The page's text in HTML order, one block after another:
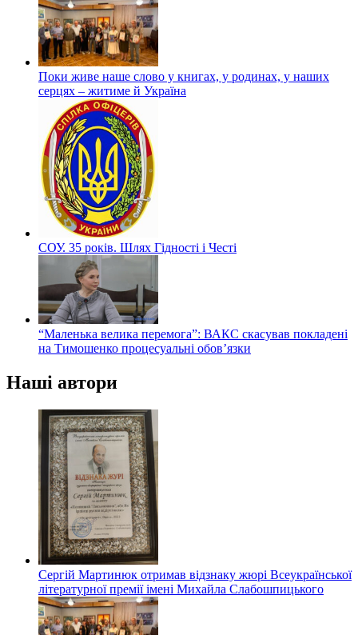
Поки живе наше слово у книгах, у родинах, у наших
серцях – житиме й Україна
СОУ. 35 років. Шлях Гідності і Честі
“Маленька велика перемога”: ВАКС скасував покладені
на Тимошенко процесуальні обов’язки
Наші автори
Сергій Мартинюк отримав відзнаку жюрі Всеукраїнської
літературної премії імені Михайла Слабошпицького